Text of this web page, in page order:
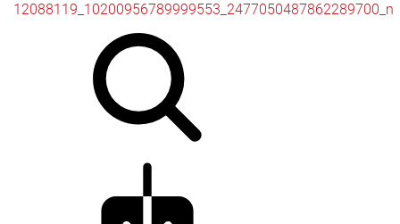
12088119_10200956789999553_2477050487862289700_n